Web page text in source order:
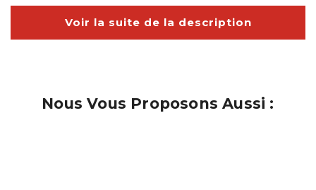
Voir la suite de la description
Nous Vous Proposons Aussi :